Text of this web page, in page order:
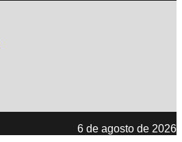
6 de agosto de 2026